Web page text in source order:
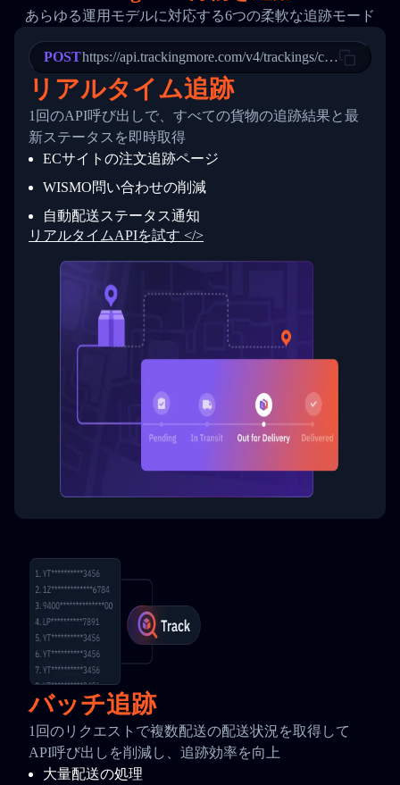
20
21
22
23
24
25
26
27
28
29
30
31
33
34
          {
            "Date": "2017-03-08 04: 22: 00",
"StatusDescription": "Departed
"Details": "Departed Facility
          },
          {
            "Date": "2017-03-06 15:28:00",
"StatusDescription": "Shipment
"Details": "BEIJING-
          }
        ]
      }
  }
}
あらゆる運用モデルに対応する6つの柔軟な追跡モード
POSThttps://api.trackingmore.com/v4/trackings/create
リアルタイム追跡
1回のAPI呼び出しで、すべての貨物の追跡結果と最
新ステータスを即時取得
ECサイトの注文追跡ページ
WISMO問い合わせの削減
自動配送ステータス通知
リアルタイムAPIを試す </>
バッチ追跡
1回のリクエストで複数配送の配送状況を取得して
API呼び出しを削減し、追跡効率を向上
大量配送の処理